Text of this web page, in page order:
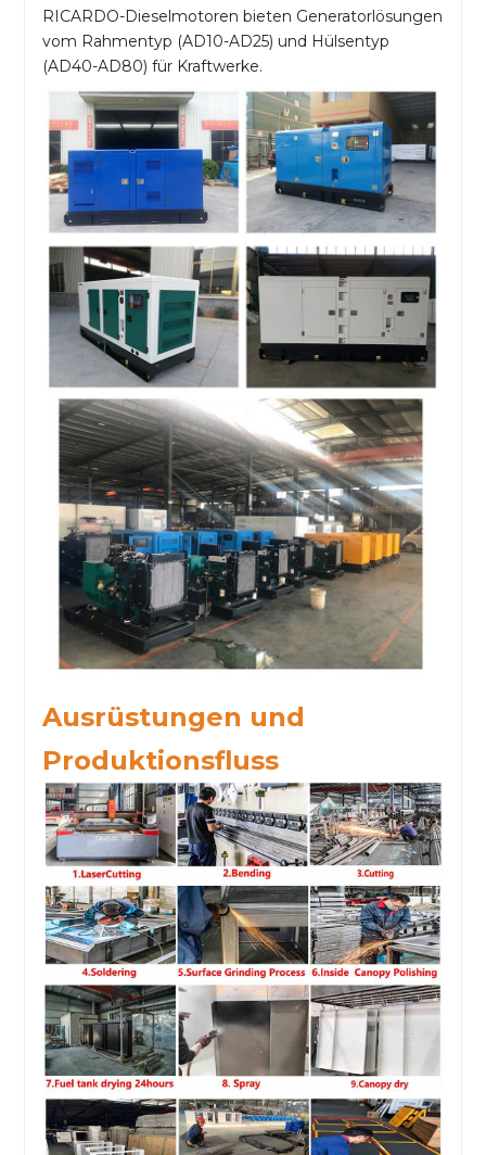
RICARDO-Dieselmotoren bieten Generatorlösungen
vom Rahmentyp (AD10-AD25) und Hülsentyp
(AD40-AD80) für Kraftwerke.
Ausrüstungen und
Produktionsfluss